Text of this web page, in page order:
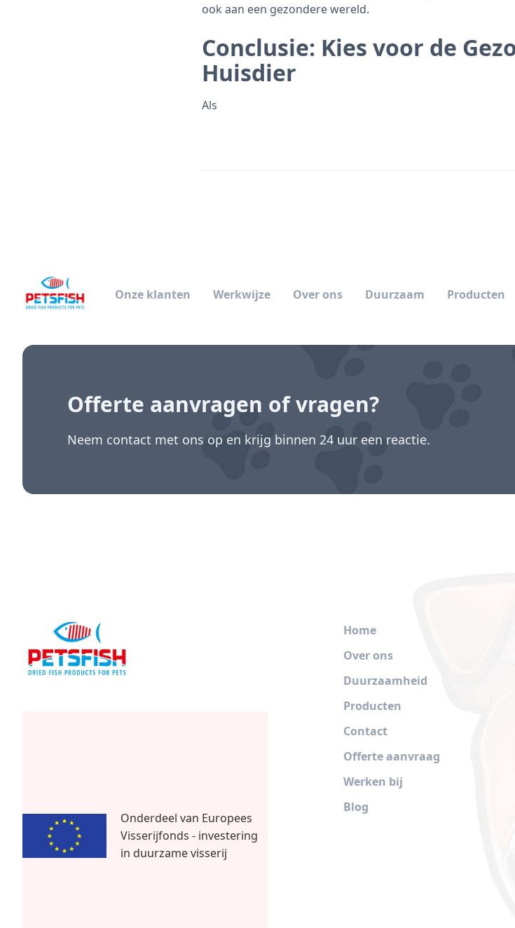
ook aan een gezondere wereld.
Conclusie: Kies voor de
Huisdier
Als
Onze klanten Werkwijze Over ons Duurzaam Producten
Offerte aanvragen of vragen?
Neem contact met ons op en krijg binnen 24 uur een reactie.
Onderdeel van Europees
Visserijfonds - investering
in duurzame visserij
Home
Over ons
Duurzaamheid
Producten
Contact
Offerte aanvraag
Werken bij
Blog